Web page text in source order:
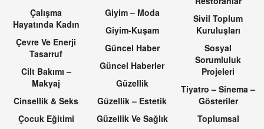
Çalışma
Hayatında Kadın
Çevre Ve Enerji
Tasarruf
Cilt Bakımı –
Makyaj
Cinsellik & Seks
Çocuk Eğitimi
Giyim – Moda
Giyim-Kuşam
Güncel Haber
Güncel Haberler
Güzellik
Güzellik – Estetik
Güzellik Ve Sağlık
Sivil Toplum
Kuruluşları
Sosyal
Sorumluluk
Projeleri
Tiyatro – Sinema –
Gösteriler
Toplumsal